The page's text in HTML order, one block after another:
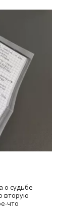
о судьбе
вторую
что